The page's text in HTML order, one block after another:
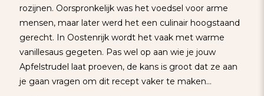
rozijnen. Oorspronkelijk was het voedsel voor arme
mensen, maar later werd het een culinair hoogstaand
gerecht. In Oostenrijk wordt het vaak met warme
vanillesaus gegeten. Pas wel op aan wie je jouw
Apfelstrudel laat proeven, de kans is groot dat ze aan
je gaan vragen om dit recept vaker te maken…